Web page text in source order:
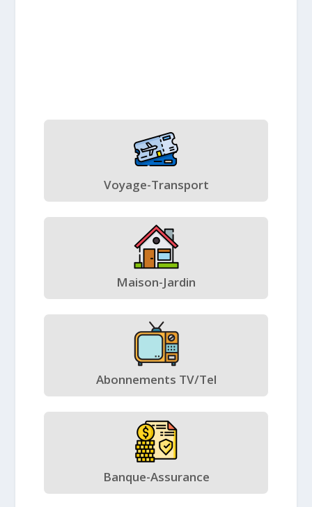
Voyage-Transport
Maison-Jardin
Abonnements TV/Tel
Banque-Assurance